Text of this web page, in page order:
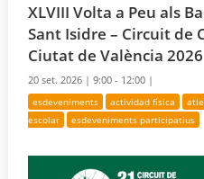
XLVIII Volta a Peu als
Sant Isidre – Circuit de
Ciutat de València 2026
20 set. 2026 |9:00 - 12:00 |
esdeveniments actividad física
escolar
esdeveniments participatius